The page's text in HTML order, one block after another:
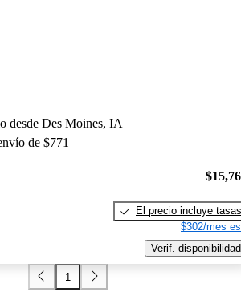
desde Des Moines, IA
de $771
El precio incluye tasas
$302/mes
Verif. disponibilidad
1